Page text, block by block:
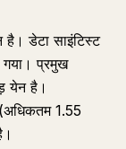
डेटा साइंटिस्ट
गया। प्रमुख
येन है।
1.55